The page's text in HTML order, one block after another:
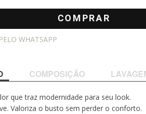
COMPRAR
WHATSAPP
COMPOSIÇÃO
que traz modernidade para seu look.
Valoriza o busto sem perder o conforto.